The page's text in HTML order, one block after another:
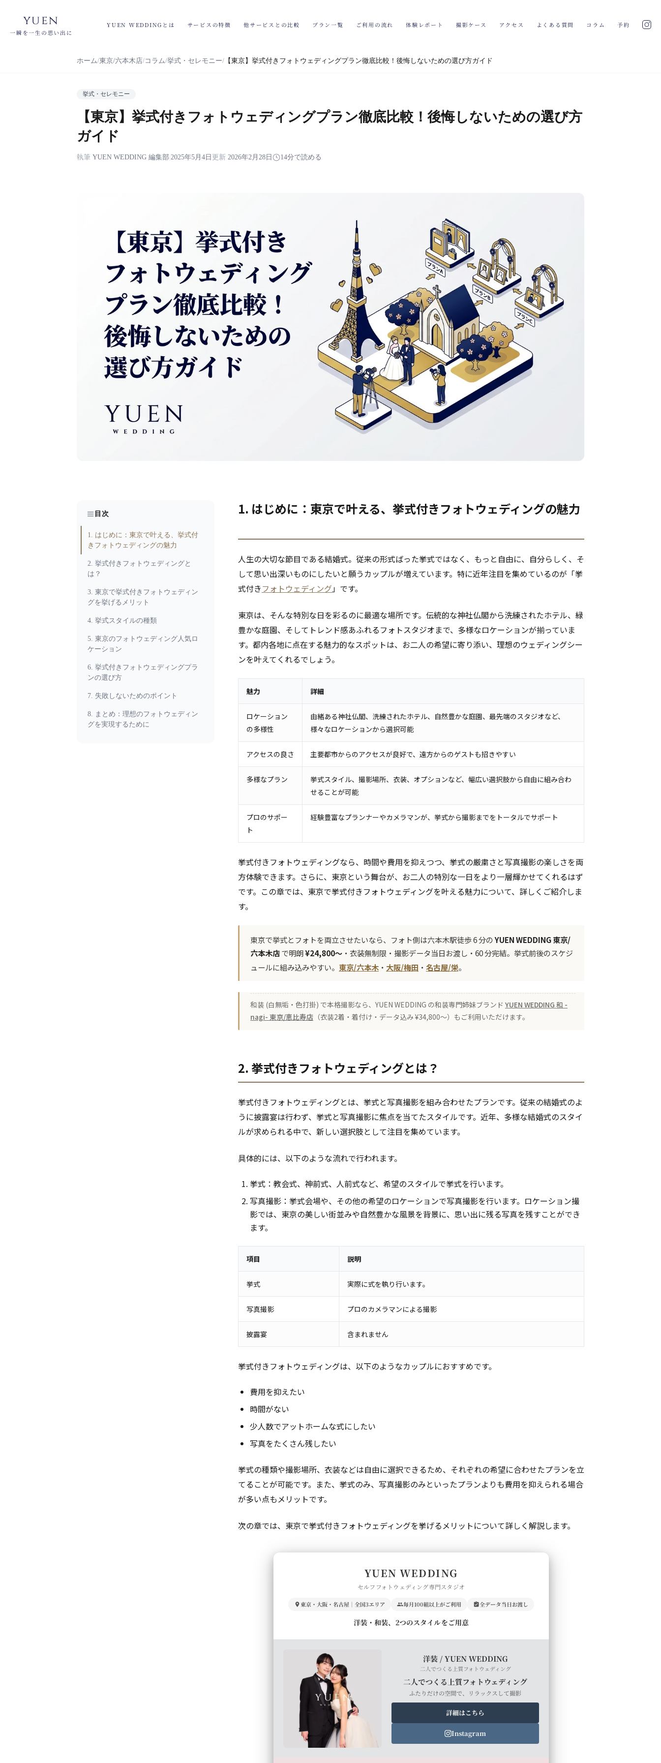
yuen
一瞬を一生の思い出に
YUEN WEDDINGとは サービスの特徴 他サービスとの比較 プラン一覧 ご利用の流れ 体験レポート 撮影ケース アクセス よくある質問 コラム 予約
ホーム 東京/六本木店 コラム 挙式・セレモニー 【東京】挙式付きフォトウェディングプラン徹底比較！後悔しないための選び方ガイド
挙式・セレモニー
【東京】挙式付きフォトウェディングプラン徹底比較！後悔しないための選び方
ガイド
執筆 YUEN WEDDING 編集部 2025年5月4日 更新 2026年2月28日 14分で読める
目次
1. はじめに：東京で叶える、挙式付
きフォトウェディングの魅力
2. 挙式付きフォトウェディングと
は？
3. 東京で挙式付きフォトウェディン
グを挙げるメリット
4. 挙式スタイルの種類
5. 東京のフォトウェディング人気ロ
ケーション
6. 挙式付きフォトウェディングプラ
ンの選び方
7. 失敗しないためのポイント
8. まとめ：理想のフォトウェディン
グを実現するために
1. はじめに：東京で叶える、挙式付きフォトウェディングの魅力
人生の大切な節目である結婚式。従来の形式ばった挙式ではなく、もっと自由に、自分らしく、そ
して思い出深いものにしたいと願うカップルが増えています。特に近年注目を集めているのが「挙
式付きフォトウェディング」です。
東京は、そんな特別な日を彩るのに最適な場所です。伝統的な神社仏閣から洗練されたホテル、緑
豊かな庭園、そしてトレンド感あふれるフォトスタジオまで、多様なロケーションが揃っていま
す。都内各地に点在する魅力的なスポットは、お二人の希望に寄り添い、理想のウェディングシー
ンを叶えてくれるでしょう。
魅力 詳細
ロケーション
の多様性
由緒ある神社仏閣、洗練されたホテル、自然豊かな庭園、最先端のスタジオなど、
様々なロケーションから選択可能
アクセスの良さ 主要都市からのアクセスが良好で、遠方からのゲストも招きやすい
多様なプラン
挙式スタイル、撮影場所、衣装、オプションなど、幅広い選択肢から自由に組み合わ
せることが可能
プロのサポー
ト
経験豊富なプランナーやカメラマンが、挙式から撮影までをトータルでサポート
挙式付きフォトウェディングなら、時間や費用を抑えつつ、挙式の厳粛さと写真撮影の楽しさを両
方体験できます。さらに、東京という舞台が、お二人の特別な一日をより一層輝かせてくれるはず
です。この章では、東京で挙式付きフォトウェディングを叶える魅力について、詳しくご紹介しま
す。
東京で挙式とフォトを両立させたいなら、フォト側は六本木駅徒歩 6 分のYUEN WEDDING 東京/
六本木店で明朗¥24,800〜 ・衣装無制限・撮影データ当日お渡し・60 分完結。挙式前後のスケジ
ュールに組み込みやすい。 東京/六本木 ・ 大阪/梅田 ・ 名古屋/栄。
和装 (白無垢・色打掛) で本格撮影なら、YUEN WEDDING の和装専門姉妹ブランド YUEN WEDDING 和 -
nagi- 東京/恵比寿店 （衣装2着・着付け・データ込み ¥34,800〜）もご利用いただけます。
2. 挙式付きフォトウェディングとは？
挙式付きフォトウェディングとは、挙式と写真撮影を組み合わせたプランです。従来の結婚式のよ
うに披露宴は行わず、挙式と写真撮影に焦点を当てたスタイルです。近年、多様な結婚式のスタイ
ルが求められる中で、新しい選択肢として注目を集めています。
具体的には、以下のような流れで行われます。
挙式：教会式、神前式、人前式など、希望のスタイルで挙式を行います。
写真撮影：挙式会場や、その他の希望のロケーションで写真撮影を行います。ロケーション撮
影では、東京の美しい街並みや自然豊かな風景を背景に、思い出に残る写真を残すことができ
ます。
項目 説明
挙式 実際に式を執り行います。
写真撮影 プロのカメラマンによる撮影
披露宴 含まれません
挙式付きフォトウェディングは、以下のようなカップルにおすすめです。
費用を抑えたい
時間がない
少人数でアットホームな式にしたい
写真をたくさん残したい
挙式の種類や撮影場所、衣装などは自由に選択できるため、それぞれの希望に合わせたプランを立
てることが可能です。また、挙式のみ、写真撮影のみといったプランよりも費用を抑えられる場合
が多い点もメリットです。
次の章では、東京で挙式付きフォトウェディングを挙げるメリットについて詳しく解説します。
YUEN WEDDING
セルフフォトウェディング専門スタジオ
東京・大阪・名古屋｜全国3エリア 毎月100組以上がご利用 全データ当日お渡し
洋装・和装、2つのスタイルをご用意
洋装 / YUEN WEDDING
二人でつくる上質フォトウェディング
二人でつくる上質フォトウェディング
ふたりだけの空間で、リラックスして撮影
詳細はこちら
Instagram